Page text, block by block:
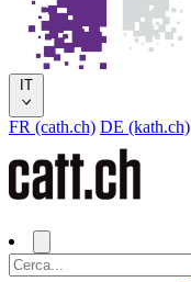
IT
FR (cath.ch) DE (kath.ch)